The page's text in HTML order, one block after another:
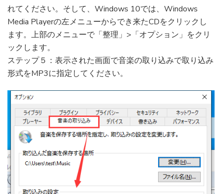
れてください。そして、Windows 10では、Windows
Media Playerの左メニューからでき来たCDをクリックし
ます。上部のメニューで「整理」>「オプション」をクリ
ックします。
ステップ５：表示された画面で音楽の取り込みで取り込み
形式をMP3に指定してください。